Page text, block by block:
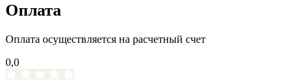
Оплата
Оплата осуществляется на расчетный счет
0,0